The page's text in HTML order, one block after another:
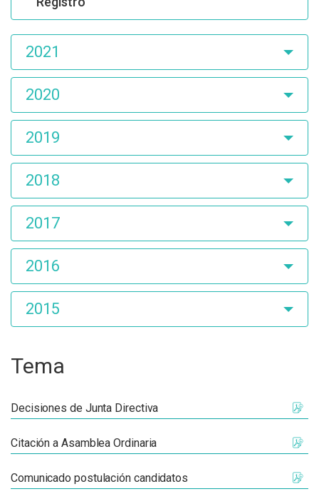
2021
2020
2019
2018
2017
2016
2015
Tema
Decisiones de Junta Directiva
Citación a Asamblea Ordinaria
Comunicado postulación candidatos